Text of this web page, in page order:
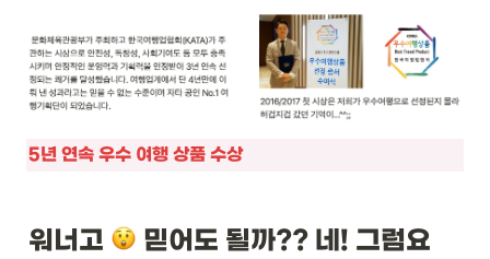
5년 연속 우수 여행 상품 수상
워너고 믿어도 될까?? 네! 그럼요